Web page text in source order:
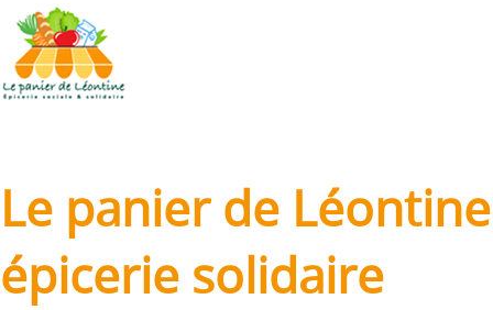
Le panier de Léontine
épicerie solidaire